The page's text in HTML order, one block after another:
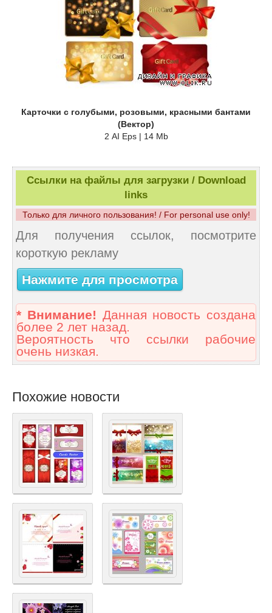
Карточки с голубыми, розовыми, красными бантами
(Вектор)
2 AI Eps | 14 Mb
Ссылки на файлы для загрузки / Download
links
Только для личного пользования! / For personal use only!
Для получения ссылок, посмотрите
короткую рекламу
Нажмите для просмотра
* Внимание! Данная новость создана
более 2 лет назад.
Вероятность что ссылки рабочие
очень низкая.
Похожие новости